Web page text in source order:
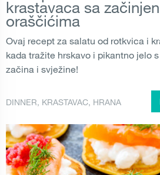
krastavaca sa
oraščićima
Ovaj recept za salatu od rotkvica i
kada tražite hrskavo i pikantno jelo
začina i svježine!
DINNER, KRASTAVAC, HRANA